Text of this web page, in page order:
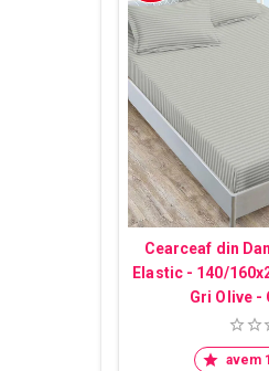
Cearceaf din
Elastic - 140/
Gri Olive -
avem